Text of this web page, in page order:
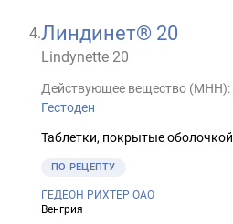
4.Линдинет® 20
Lindynette 20
Действующее вещество (МНН):
Гестоден
Таблетки, покрытые оболочкой
ПО РЕЦЕПТУ
ГЕДЕОН РИХТЕР ОАО
Венгрия